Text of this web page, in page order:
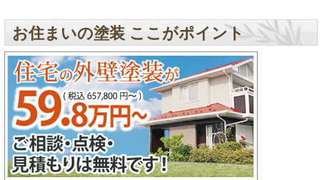
お住まいの塗装 ここがポイント